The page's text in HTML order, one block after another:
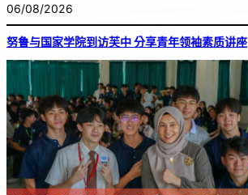
06/08/2026
努鲁与国家学院到访芙中 分享青年领袖素质讲座